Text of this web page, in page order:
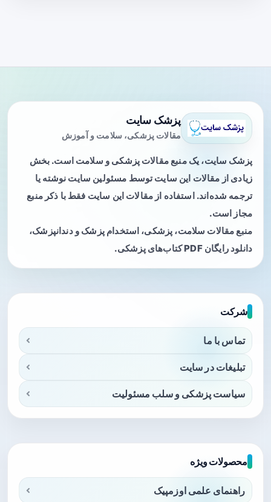
پزشک سایت
مقالات پزشکی، سلامت و آموزش
پزشک سایت، یک منبع مقالات پزشکی و سلامت است. بخش
زیادی از مقالات این سایت توسط مسئولین سایت نوشته یا
ترجمه شده‌اند. استفاده از مقالات این سایت فقط با ذکر منبع
مجاز است.
منبع مقالات سلامت، پزشکی، استخدام پزشک و دندانپزشک،
دانلود رایگان PDF کتاب‌های پزشکی.
شرکت
تماس با ما
تبلیغات در سایت
سیاست پزشکی و سلب مسئولیت
محصولات ویژه
راهنمای علمی اوزمپیک